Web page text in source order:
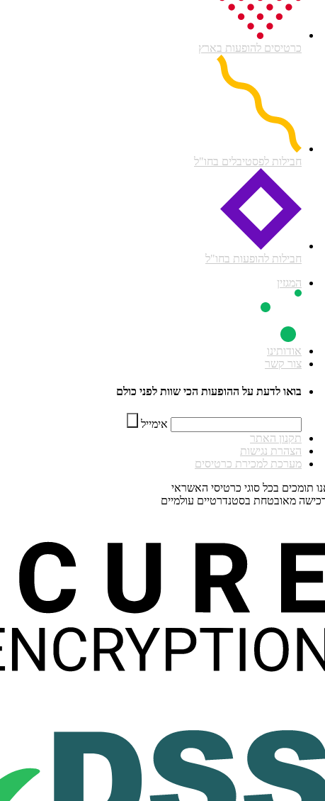
כרטיסים להופעות בארץ
חבילות לפסטיבלים בחו"ל
חבילות להופעות בחו"ל
המגזין
אודותינו
צור קשר
בואו לדעת על ההופעות הכי שוות לפני כולם
אימייל
תקנון האתר
הצהרת נגישות
מערכת למכירת כרטיסים
תומכים בכל סוגי כרטיסי האשראי
מאובטחת בסטנדרטיים עולמיים